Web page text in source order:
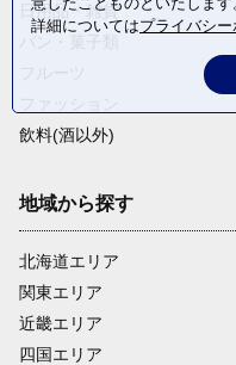
日用品・雑貨
飲料(酒以外)
地域から探す
北海道エリア
関東エリア
近畿エリア
四国エリア
詳細についてはプライバシ